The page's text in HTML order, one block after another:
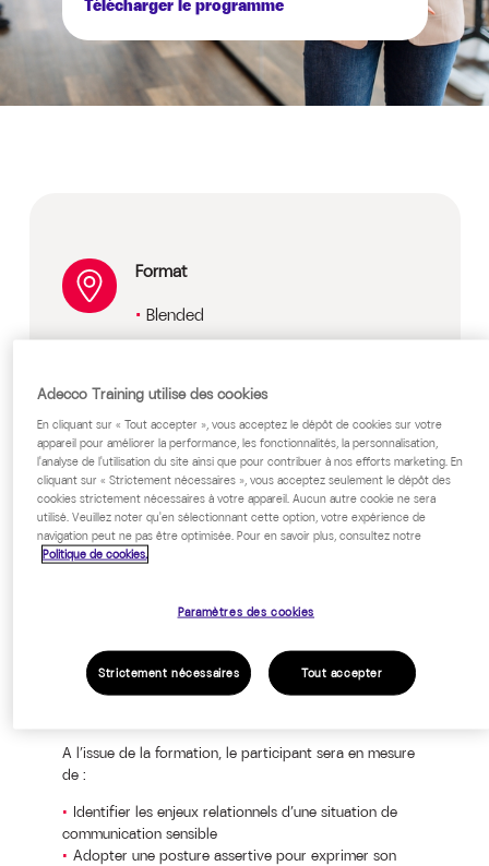
Télécharger le programme
Format
Blended
Sur devis, nous consulter
Public cible
Managers, collaborateurs,
professionnels en relation avec le
public ou en situation de coordination.
OBJECTIFS PÉDAGOGIQUES
A l’issue de la formation, le participant sera en mesure
de :
Identifier les enjeux relationnels d’une situation de
communication sensible
Adopter une posture assertive pour exprimer son
Adecco Training utilise des cookies
En cliquant sur « Tout accepter », vous acceptez le dépôt de cookies sur votre
appareil pour améliorer la performance, les fonctionnalités, la personnalisation,
l'analyse de l'utilisation du site ainsi que pour contribuer à nos efforts marketing. En
cliquant sur « Strictement nécessaires », vous acceptez seulement le dépôt des
cookies strictement nécessaires à votre appareil. Aucun autre cookie ne sera
utilisé. Veuillez noter qu'en sélectionnant cette option, votre expérience de
navigation peut ne pas être optimisée. Pour en savoir plus, consultez notre
Politique de cookies.
Paramètres des cookies
Strictement nécessaires Tout accepter